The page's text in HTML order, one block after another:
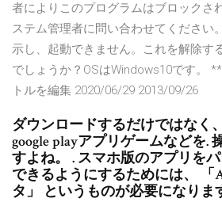
者によりこのプログラムはブロックさ
ステム管理者に問い合わせてください
示し、起動できません。これを解除す
でしょうか？OSはWindows10です。
トルを編集 2020/06/29 2013/09/26
ダウンロードするだけではなく
google playアプリゲームなどを.
すよね。 . スマホ版のアプリを
できるようにするためには、 「
タ」 というものが必要になりま